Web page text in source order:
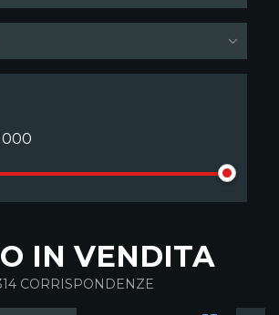
IN VENDITA
CORRISPONDENZE